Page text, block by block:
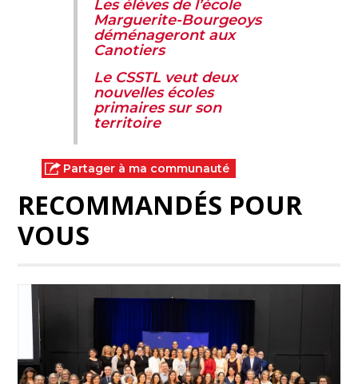
Les élèves de l’école
Marguerite-Bourgeoys
déménageront aux
Canotiers
Le CSSTL veut deux
nouvelles écoles
primaires sur son
territoire
Partager à ma communauté
RECOMMANDÉS POUR
VOUS